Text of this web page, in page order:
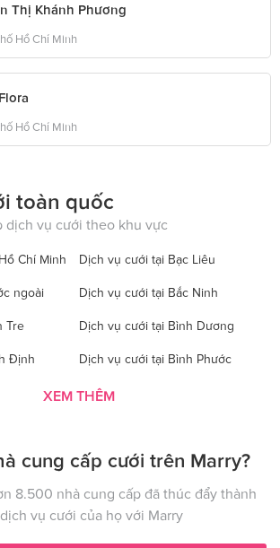
Thị Khánh Phương
Hồ Chí Minh
Hồ Chí Minh
toàn quốc
dịch vụ cưới theo khu vực
Chí Minh Dịch vụ cưới tại Bạc Liêu
ngoài Dịch vụ cưới tại Bắc Ninh
Tre Dịch vụ cưới tại Bình Dương
Định Dịch vụ cưới tại Bình Phước
Thuận Dịch vụ cưới tại Cà Mau
Dịch vụ cưới tại Đăk Nông
Biên Dịch vụ cưới tại Đồng Nai
Tháp Dịch vụ cưới tại Gia Lai
XEM THÊM
cung cấp cưới trên Marry?
8.500 nhà cung cấp đã thúc đẩy thành
vụ cưới của họ với Marry